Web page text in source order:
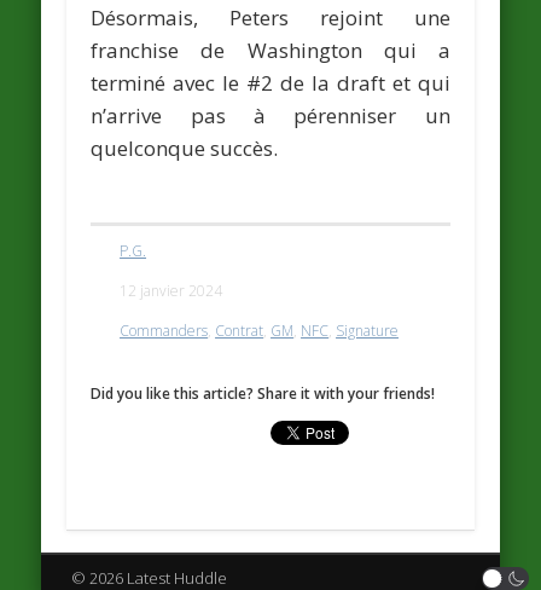
Désormais, Peters rejoint une
franchise de Washington qui a
terminé avec le #2 de la draft et qui
n’arrive pas à pérenniser un
quelconque succès.
P.G.
12 janvier 2024
Commanders, Contrat, GM, NFC, Signature
Did you like this article? Share it with your friends!
© 2026 Latest Huddle